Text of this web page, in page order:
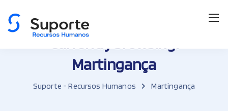
Currently browsing:
Martingança
Suporte - Recursos Humanos Martingança